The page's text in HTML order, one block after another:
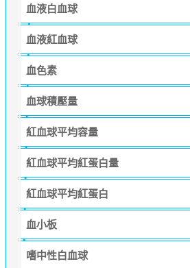
血液白血球
血液紅血球
血色素
血球積壓量
紅血球平均容量
紅血球平均紅蛋白量
紅血球平均紅蛋白
血小板
嗜中性白血球